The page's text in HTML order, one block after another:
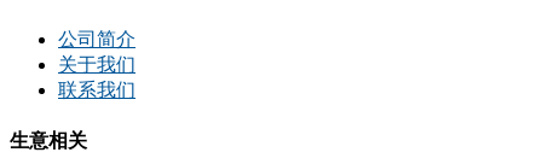
公司简介
关于我们
联系我们
生意相关